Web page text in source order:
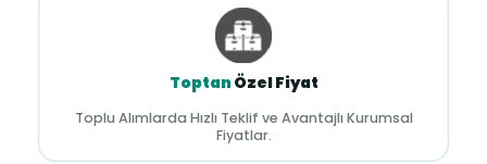
ToptanÖzel Fiyat
Toplu Alımlarda Hızlı Teklif ve Avantajlı Kurumsal
Fiyatlar.